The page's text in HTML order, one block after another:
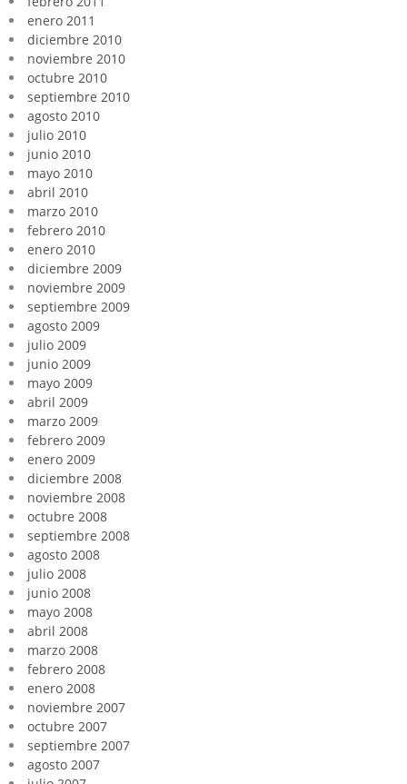
enero 2011
diciembre 2010
noviembre 2010
octubre 2010
septiembre 2010
agosto 2010
julio 2010
junio 2010
mayo 2010
abril 2010
marzo 2010
febrero 2010
enero 2010
diciembre 2009
noviembre 2009
septiembre 2009
agosto 2009
julio 2009
junio 2009
mayo 2009
abril 2009
marzo 2009
febrero 2009
enero 2009
diciembre 2008
noviembre 2008
octubre 2008
septiembre 2008
agosto 2008
julio 2008
junio 2008
mayo 2008
abril 2008
marzo 2008
febrero 2008
enero 2008
noviembre 2007
octubre 2007
septiembre 2007
agosto 2007